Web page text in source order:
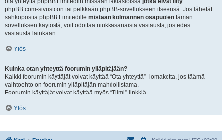
ota yhteyttä phpBB Limitediin missään lakiasioissa jotka eivät liity
phpBB.com-sivustoon tai pelkkään phpBB-sovellukseen itseensä. Jos lähetät
sähköpostia phpBB Limitedille mistään kolmannen osapuolen tämän
sovelluksen käytöstä, voit odottaa niukkasanaista vastausta, jos edes
vastausta lainkaan.
Ylös
Kuinka otan yhteyttä foorumin ylläpitäjään?
Kaikki foorumin käyttäjät voivat käyttää “Ota yhteyttä” -lomaketta, jos täämä
vaihtoehto on foorumin ylläpitäjän mahdollistama.
Foorumin käyttäjät voivat käyttää myös “Tiimi”-linkkiä.
Ylös